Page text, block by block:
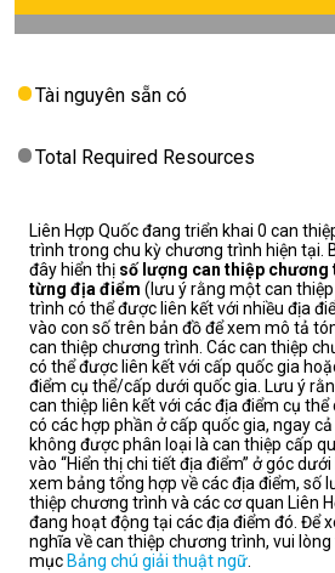
Tài nguyên sẵn có
Total Required Resources
Liên Hợp Quốc đang triển khai 0 can
trình trong chu kỳ chương trình hiện tại.
đây hiển thị số lượng can thiệp chương
từng địa điểm (lưu ý rằng một can
trình có thể được liên kết với nhiều địa
vào con số trên bản đồ để xem mô tả
can thiệp chương trình. Các can thiệp
có thể được liên kết với cấp quốc gia
điểm cụ thể/cấp dưới quốc gia. Lưu ý
can thiệp liên kết với các địa điểm cụ thể
có các hợp phần ở cấp quốc gia, ngay
không được phân loại là can thiệp cấp
vào “Hiển thị chi tiết địa điểm” ở góc
xem bảng tổng hợp về các địa điểm, số
thiệp chương trình và các cơ quan Liên
đang hoạt động tại các địa điểm đó. Để
nghĩa về can thiệp chương trình, vui
mục Bảng chú giải thuật ngữ